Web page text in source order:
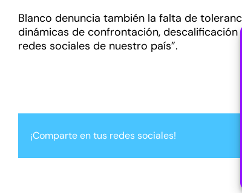
Blanco denuncia también la falta de
dinámicas de confrontación,
redes sociales de nuestro país”.
¡Comparte en tus redes sociales!